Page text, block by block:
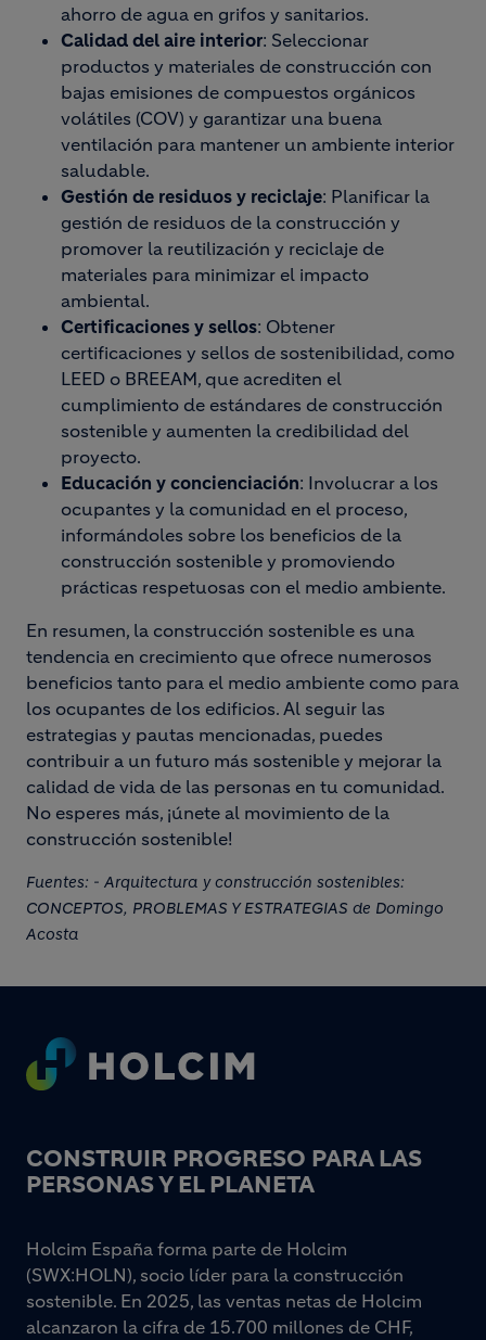
ahorro de agua en grifos y sanitarios.
Calidad del aire interior: Seleccionar
productos y materiales de construcción con
bajas emisiones de compuestos orgánicos
volátiles (COV) y garantizar una buena
ventilación para mantener un ambiente interior
saludable.
Gestión de residuos y reciclaje: Planificar la
gestión de residuos de la construcción y
promover la reutilización y reciclaje de
materiales para minimizar el impacto
ambiental.
Certificaciones y sellos: Obtener
certificaciones y sellos de sostenibilidad, como
LEED o BREEAM, que acrediten el
cumplimiento de estándares de construcción
sostenible y aumenten la credibilidad del
proyecto.
Educación y concienciación: Involucrar a los
ocupantes y la comunidad en el proceso,
informándoles sobre los beneficios de la
construcción sostenible y promoviendo
prácticas respetuosas con el medio ambiente.
En resumen, la construcción sostenible es una
tendencia en crecimiento que ofrece numerosos
beneficios tanto para el medio ambiente como para
los ocupantes de los edificios. Al seguir las
estrategias y pautas mencionadas, puedes
contribuir a un futuro más sostenible y mejorar la
calidad de vida de las personas en tu comunidad.
No esperes más, ¡únete al movimiento de la
construcción sostenible!
Fuentes: - Arquitectura y construcción sostenibles:
CONCEPTOS, PROBLEMAS Y ESTRATEGIAS de Domingo
Acosta
Footer
CONSTRUIR PROGRESO PARA LAS
PERSONAS Y EL PLANETA
Holcim España forma parte de Holcim
(SWX:HOLN), socio líder para la construcción
sostenible. En 2025, las ventas netas de Holcim
alcanzaron la cifra de 15.700 millones de CHF,